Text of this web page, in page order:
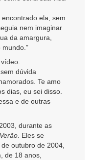
ela, sem
nem imaginar
da amargura,
dúvida
Te amo
dias, eu sei disso.
e de outras
durante as
. Eles se
outubro de 2004,
de 18 anos,